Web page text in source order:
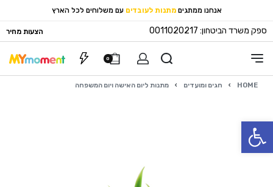
פתח סרגל נגישות
אנחנו ממתגים מתנות לעובדים עם משלוחים לכל הארץ
ספק משרד הביטחון: 0011020217 הצעות מחיר
0
HOME
› חגים ומועדים › מתנות ליום האישה ויום המשפחה